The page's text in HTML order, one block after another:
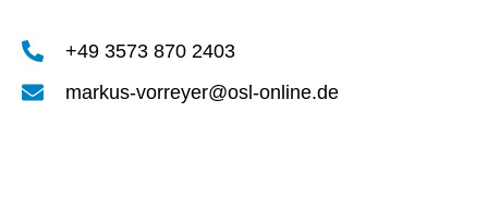
+49 3573 870 2403
markus-vorreyer@osl-online.de